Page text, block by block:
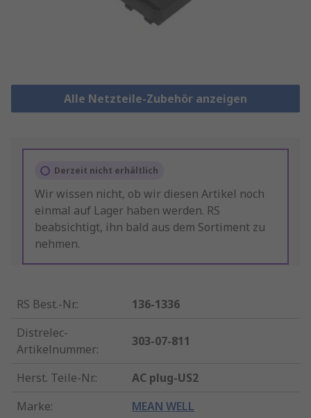
Alle Netzteile-Zubehör anzeigen
Derzeit nicht erhältlich
Wir wissen nicht, ob wir diesen Artikel noch
einmal auf Lager haben werden. RS
beabsichtigt, ihn bald aus dem Sortiment zu
nehmen.
RS Best.-Nr.:
136-1336
Distrelec-
Artikelnummer:
303-07-811
Herst. Teile-Nr.:
AC plug-US2
Marke: MEAN WELL